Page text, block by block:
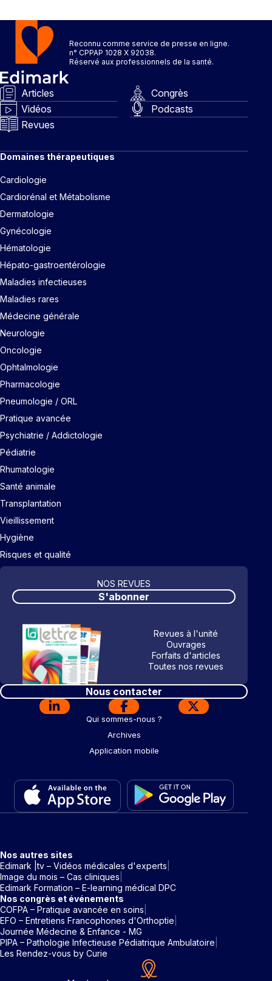
Reconnu comme service de presse en ligne.
n° CPPAP 1028 X 92038.
Réservé aux professionnels de la santé.
Articles
Congrès
Vidéos
Podcasts
Revues
Domaines thérapeutiques
Cardiologie
Cardiorénal et Métabolisme
Dermatologie
Gynécologie
Hématologie
Hépato-gastroentérologie
Maladies infectieuses
Maladies rares
Médecine générale
Neurologie
Oncologie
Ophtalmologie
Pharmacologie
Pneumologie / ORL
Pratique avancée
Psychiatrie / Addictologie
Pédiatrie
Rhumatologie
Santé animale
Transplantation
Vieillissement
Hygiène
Risques et qualité
NOS REVUES
S'abonner
Revues à l'unité
Ouvrages
Forfaits d'articles
Toutes nos revues
Nous contacter
Qui sommes-nous ?
Archives
Application mobile
Nos autres sites
Edimark |tv – Vidéos médicales d'experts
Image du mois – Cas cliniques
Edimark Formation – E-learning médical DPC
Nos congrès et événements
COFPA – Pratique avancée en soins
EFO – Entretiens Francophones d'Orthoptie
Journée Médecine & Enfance - MG
PIPA – Pathologie Infectieuse Pédiatrique Ambulatoire
Les Rendez-vous by Curie